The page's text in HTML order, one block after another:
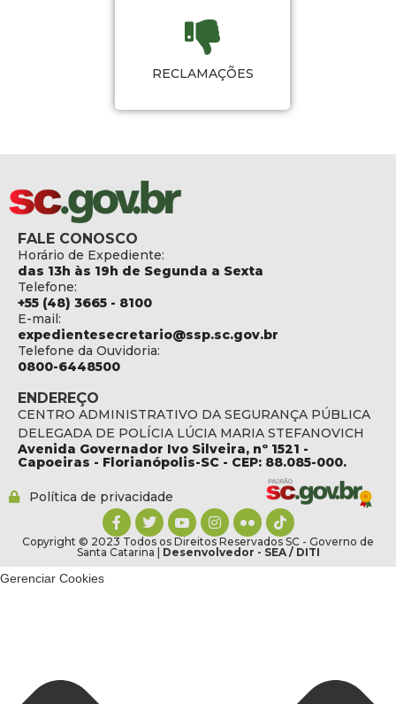
RECLAMAÇÕES
FALE CONOSCO
Horário de Expediente:
das 13h às 19h de Segunda a Sexta
Telefone:
+55 (48) 3665 - 8100
E-mail:
expedientesecretario@ssp.sc.gov.br
Telefone da Ouvidoria:
0800-6448500
ENDEREÇO
CENTRO ADMINISTRATIVO DA SEGURANÇA PÚBLICA
DELEGADA DE POLÍCIA LÚCIA MARIA STEFANOVICH
Avenida Governador Ivo Silveira, nº 1521 -
Capoeiras - Florianópolis-SC - CEP: 88.085-000.
Política de privacidade
Copyright © 2023 Todos os Direitos Reservados SC - Governo de
Santa Catarina | Desenvolvedor - SEA / DITI
Gerenciar Cookies